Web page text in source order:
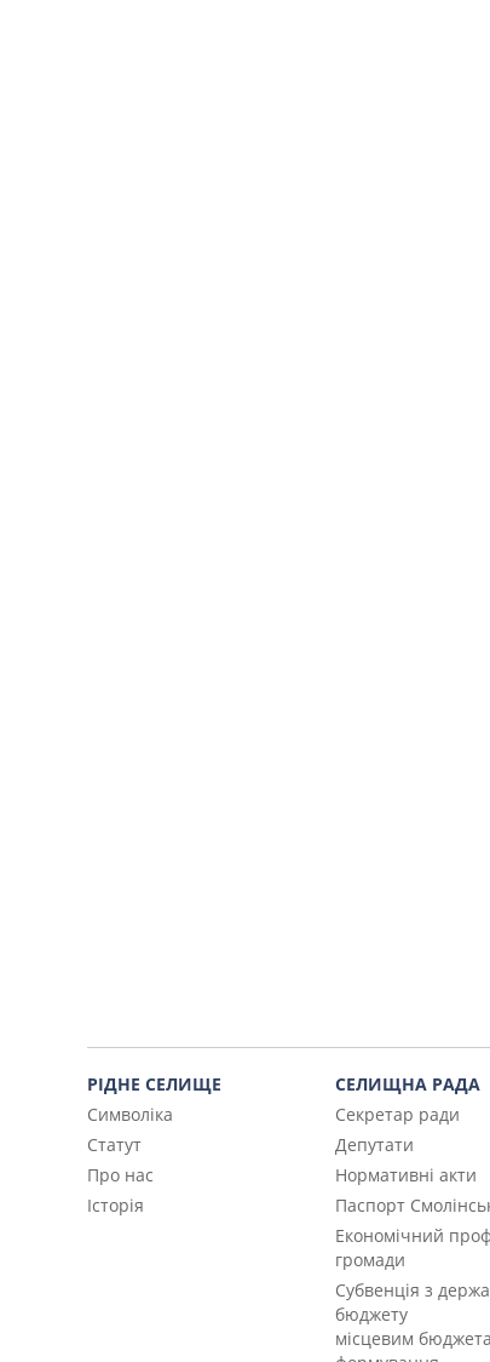
РІДНЕ СЕЛИЩЕ
Символіка
Статут
Про нас
Історія
СЕЛИЩНА РАДА
Секретар ради
Депутати
Нормативні акти
Паспорт
Економічний
громади
Субвенція з
бюджету
місцевим